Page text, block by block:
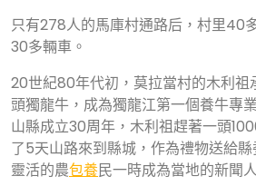
只有278人的馬庫村通路后，村里40
30多輛車。
20世紀80年代初，莫拉當村的木利祖
頭獨龍牛，成為獨龍江第一個養牛專
山縣成立30周年，木利祖趕著一頭
了5天山路來到縣城，作為禮物送給
靈活的農包養民一時成為當地的新聞